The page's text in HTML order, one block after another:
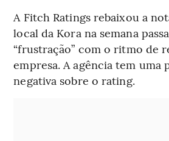
A Fitch Ratings rebaixou a
local da Kora na semana
“frustração” com o ritmo de
empresa. A agência tem uma
negativa sobre o rating.